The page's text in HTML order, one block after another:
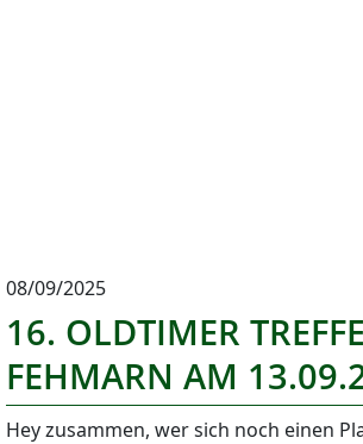
08/09/2025
16. OLDTIMER
FEHMARN AM
Hey zusammen, wer sich noch einen